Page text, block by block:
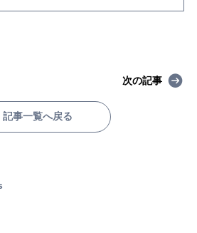
記事一覧へ戻る
次の記事